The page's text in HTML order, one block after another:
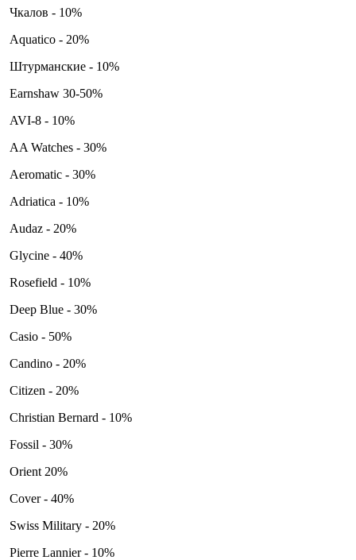
Чкалов - 10%
Aquatico - 20%
Штурманские - 10%
Earnshaw 30-50%
AVI-8 - 10%
AA Watches - 30%
Aeromatic - 30%
Adriatica - 10%
Audaz - 20%
Glycine - 40%
Rosefield - 10%
Deep Blue - 30%
Casio - 50%
Candino - 20%
Citizen - 20%
Christian Bernard - 10%
Fossil - 30%
Orient 20%
Cover - 40%
Swiss Military - 20%
Pierre Lannier - 10%